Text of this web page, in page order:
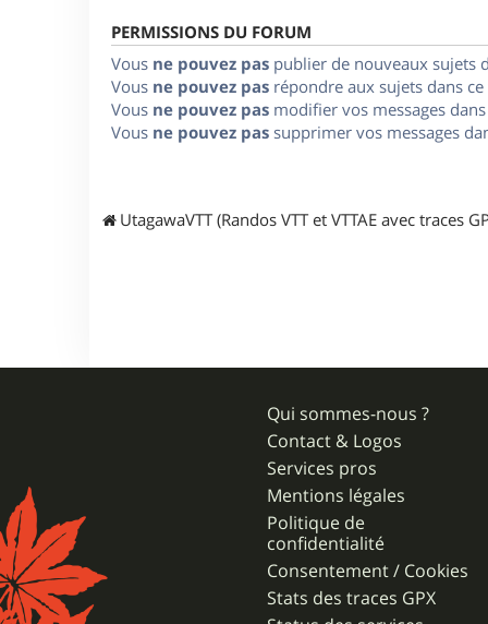
PERMISSIONS DU FORUM
Vous ne pouvez pas publier de nouveaux sujets
Vous ne pouvez pas répondre aux sujets dans
Vous ne pouvez pas modifier vos messages
Vous ne pouvez pas supprimer vos messages
UtagawaVTT (Randos VTT et VTTAE avec traces
Qui sommes-nous ?
Contact & Logos
Services pros
Mentions légales
Politique de
confidentialité
Consentement / Cookies
Stats des traces GPX